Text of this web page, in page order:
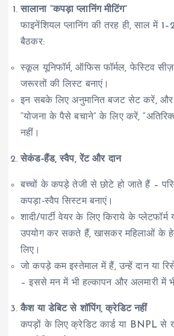
सालाना “कपड़ा प्लानिंग मीटिंग”
फाइनेंशियल प्लानिंग की तरह ही, साल में
बैठकर:
स्कूल यूनिफॉर्म, ऑफिस फॉर्मल, फेस्टिव
जरूरतों की लिस्ट बनाएं।
इन सबके लिए अनुमानित बजट सेट करें,
“योजना के पैसे बचाने” के लिए करें,
नहीं।
सेकंड‑हैंड, स्वैप, रेंट और दान
बच्चों के कपड़े तेजी से छोटे हो जाते हैं –
कपड़ा‑स्वैप सिस्टम बनाएं।
शादी/पार्टी वेयर के लिए किराये के
उपयोग कर सकते हैं, खासकर महिलाओं के
लिए।
जो कपड़े कम इस्तेमाल में हैं, उन्हें दान या
– इससे मन में भी हल्कापन और अलमारी में
कैश या डेबिट से शॉपिंग, क्रेडिट नहीं
कपड़ों के लिए क्रेडिट कार्ड या BNPL से